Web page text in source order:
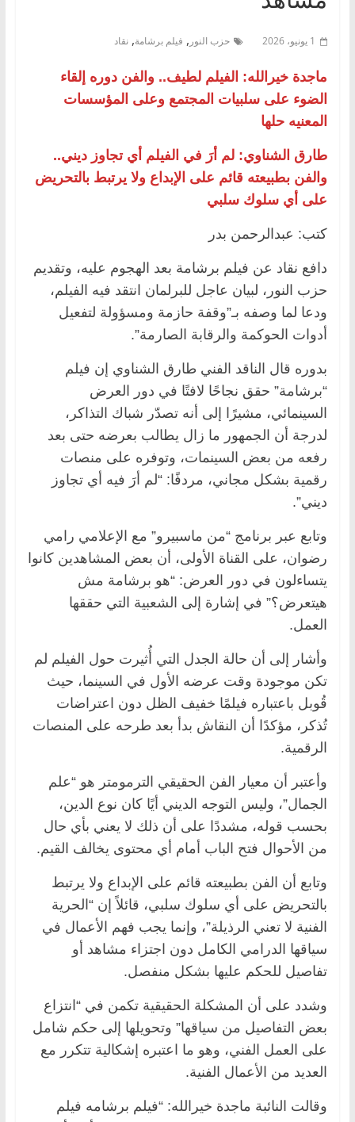
1 يونيو، 2026 حزب النور , فيلم برشامة, نقاد
ماجدة خيرالله: الفيلم لطيف.. والفن دوره إلقاء
الضوء على سلبيات المجتمع وعلى المؤسسات
المعنيه حلها
طارق الشناوي: لم أرَ في الفيلم أي تجاوز ديني..
والفن بطبيعته قائم على الإبداع ولا يرتبط بالتحريض
على أي سلوك سلبي
كتب: عبدالرحمن بدر
دافع نقاد عن فيلم برشامة بعد الهجوم عليه، وتقديم
حزب النور، لبيان عاجل للبرلمان انتقد فيه الفيلم،
ودعا لما وصفه بـ”وقفة حازمة ومسؤولة لتفعيل
أدوات الحوكمة والرقابة الصارمة”.
بدوره قال الناقد الفني طارق الشناوي إن فيلم
“برشامة” حقق نجاحًا لافتًا في دور العرض
السينمائي، مشيرًا إلى أنه تصدّر شباك التذاكر،
لدرجة أن الجمهور ما زال يطالب بعرضه حتى بعد
رفعه من بعض السينمات، وتوفره على منصات
رقمية بشكل مجاني، مردفًا: “لم أرَ فيه أي تجاوز
ديني”.
وتابع عبر برنامج “من ماسبيرو” مع الإعلامي رامي
رضوان، على القناة الأولى، أن بعض المشاهدين كانوا
يتساءلون في دور العرض: “هو برشامة مش
هيتعرض؟” في إشارة إلى الشعبية التي حققها
العمل.
وأشار إلى أن حالة الجدل التي أُثيرت حول الفيلم لم
تكن موجودة وقت عرضه الأول في السينما، حيث
قُوبل باعتباره فيلمًا خفيف الظل دون اعتراضات
تُذكر، مؤكدًا أن النقاش بدأ بعد طرحه على المنصات
الرقمية.
وأعتبر أن معيار الفن الحقيقي الترمومتر هو “علم
الجمال”، وليس التوجه الديني أيًا كان نوع الدين،
بحسب قوله، مشددًا على أن ذلك لا يعني بأي حال
من الأحوال فتح الباب أمام أي محتوى يخالف القيم.
وتابع أن الفن بطبيعته قائم على الإبداع ولا يرتبط
بالتحريض على أي سلوك سلبي، قائلاً إن “الحرية
الفنية لا تعني الرذيلة”، وإنما يجب فهم الأعمال في
سياقها الدرامي الكامل دون اجتزاء مشاهد أو
تفاصيل للحكم عليها بشكل منفصل.
وشدد على أن المشكلة الحقيقية تكمن في “انتزاع
بعض التفاصيل من سياقها” وتحويلها إلى حكم شامل
على العمل الفني، وهو ما اعتبره إشكالية تتكرر مع
العديد من الأعمال الفنية.
وقالت النائبة ماجدة خيرالله: “فيلم برشامه فيلم